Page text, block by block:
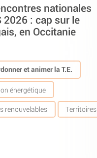
nationales
2026 : cap sur le
en Occitanie
et animer la T.E.
énergétique
renouvelables Territoires